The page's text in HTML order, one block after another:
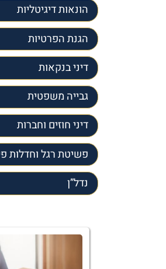
הונאות דיגיטליות
הגנת הפרטיות
דיני בנקאות
גבייה משפטית
דיני חוזים וחברות
פשיטת רגל וחדלות
נדל”ן